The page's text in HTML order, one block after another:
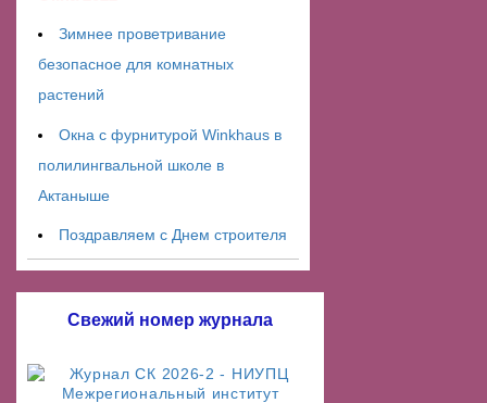
Зимнее проветривание
безопасное для комнатных
растений
Окна с фурнитурой Winkhaus в
полилингвальной школе в
Актаныше
Поздравляем с Днем строителя
Свежий номер журнала